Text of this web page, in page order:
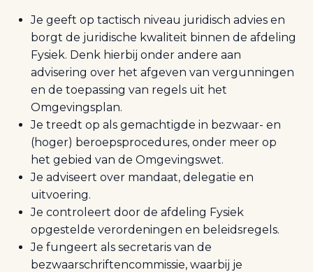
Je geeft op tactisch niveau juridisch advies en
borgt de juridische kwaliteit binnen de afdeling
Fysiek. Denk hierbij onder andere aan
advisering over het afgeven van vergunningen
en de toepassing van regels uit het
Omgevingsplan.
Je treedt op als gemachtigde in bezwaar- en
(hoger) beroepsprocedures, onder meer op
het gebied van de Omgevingswet.
Je adviseert over mandaat, delegatie en
uitvoering.
Je controleert door de afdeling Fysiek
opgestelde verordeningen en beleidsregels.
Je fungeert als secretaris van de
bezwaarschriftencommissie, waarbij je